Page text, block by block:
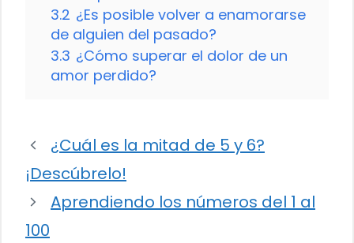
3.2 ¿Es posible volver a enamorarse
de alguien del pasado?
3.3 ¿Cómo superar el dolor de un
amor perdido?
¿Cuál es la mitad de 5 y 6?
¡Descúbrelo!
Aprendiendo los números del 1 al
100